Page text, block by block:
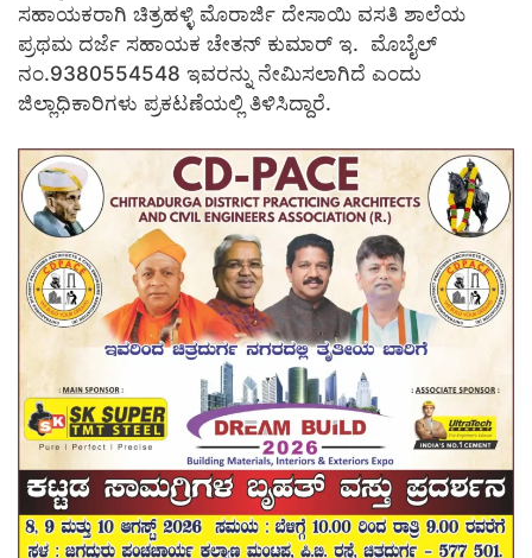
ಸಹಾಯಕರಾಗಿ ಚಿತ್ರಹಳ್ಳಿ ಮೊರಾರ್ಜಿ ದೇಸಾಯಿ ವಸತಿ ಶಾಲೆಯ
ಪ್ರಥಮ ದರ್ಜೆ ಸಹಾಯಕ ಚೇತನ್ ಕುಮಾರ್ ಇ. ಮೊಬೈಲ್
ನಂ.9380554548 ಇವರನ್ನು ನೇಮಿಸಲಾಗಿದೆ ಎಂದು
ಜಿಲ್ಲಾಧಿಕಾರಿಗಳು ಪ್ರಕಟಣೆಯಲ್ಲಿ ತಿಳಿಸಿದ್ದಾರೆ.